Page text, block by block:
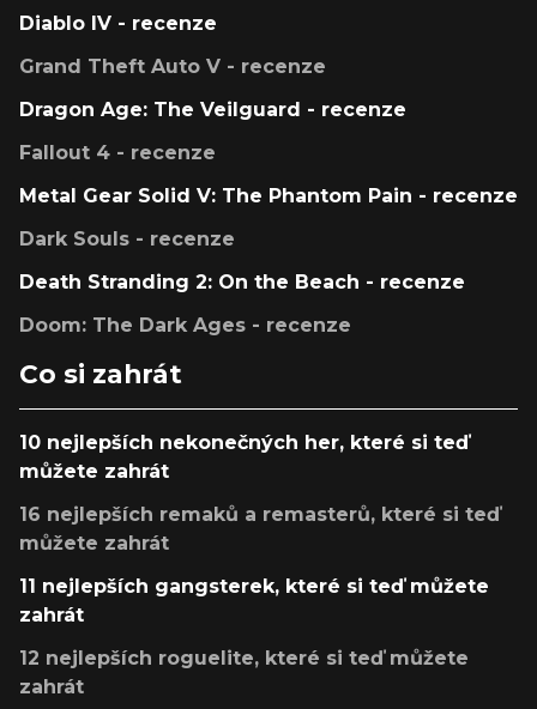
Diablo IV - recenze
Grand Theft Auto V - recenze
Dragon Age: The Veilguard - recenze
Fallout 4 - recenze
Metal Gear Solid V: The Phantom Pain - recenze
Dark Souls - recenze
Death Stranding 2: On the Beach - recenze
Doom: The Dark Ages - recenze
Co si zahrát
10 nejlepších nekonečných her, které si teď
můžete zahrát
16 nejlepších remaků a remasterů, které si teď
můžete zahrát
11 nejlepších gangsterek, které si teď můžete
zahrát
12 nejlepších roguelite, které si teď můžete
zahrát